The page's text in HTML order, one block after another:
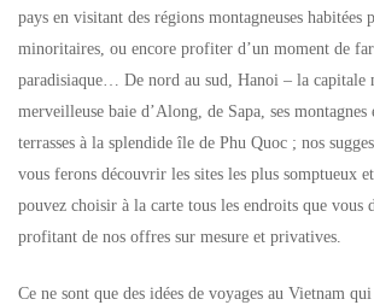
pays en visitant des régions montagneuses habitées
minoritaires, ou encore profiter d’un moment de
paradisiaque… De nord au sud, Hanoi – la capitale
merveilleuse baie d’Along, de Sapa, ses montagnes
terrasses à la splendide île de Phu Quoc ; nos
vous ferons découvrir les sites les plus somptueux
pouvez choisir à la carte tous les endroits que vous
profitant de nos offres sur mesure et privatives.
Ce ne sont que des idées de voyages au Vietnam